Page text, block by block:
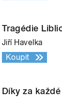
Tragédie
Jiří Havelka
Koupit
Díky za